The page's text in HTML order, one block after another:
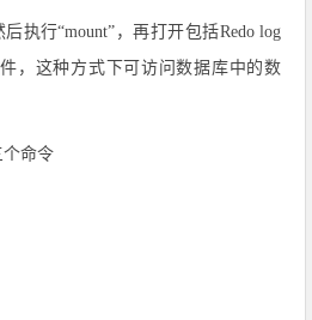
后执行“mount”，再打开包括Redo log
，这种方式下可访问数据库中的数
个命令